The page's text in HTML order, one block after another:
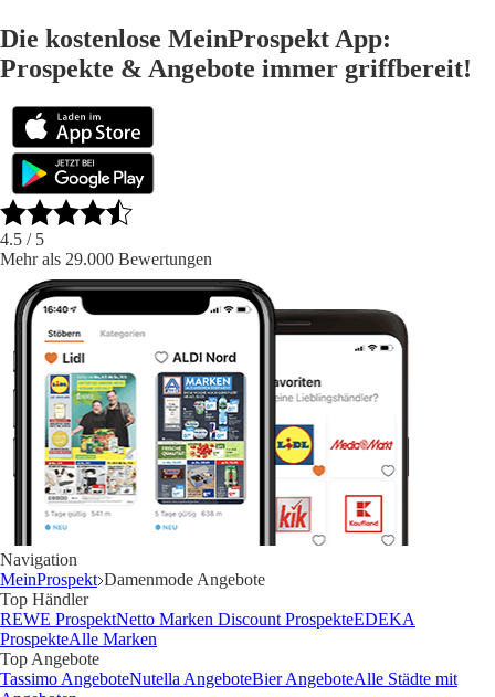
Die kostenlose MeinProspekt App:
Prospekte & Angebote immer griffbereit!
4.5 / 5
Mehr als 29.000 Bewertungen
Navigation
MeinProspekt Damenmode Angebote
Top Händler
REWE ProspektNetto Marken Discount ProspekteEDEKA
ProspekteAlle Marken
Top Angebote
Tassimo AngeboteNutella AngeboteBier AngeboteAlle Städte mit